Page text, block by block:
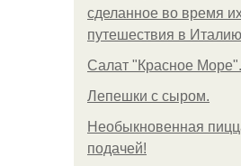
сделанное во время
путешествия в
Салат "Красное Море".
Лепешки с сыром.
Необыкновенная
подачей!